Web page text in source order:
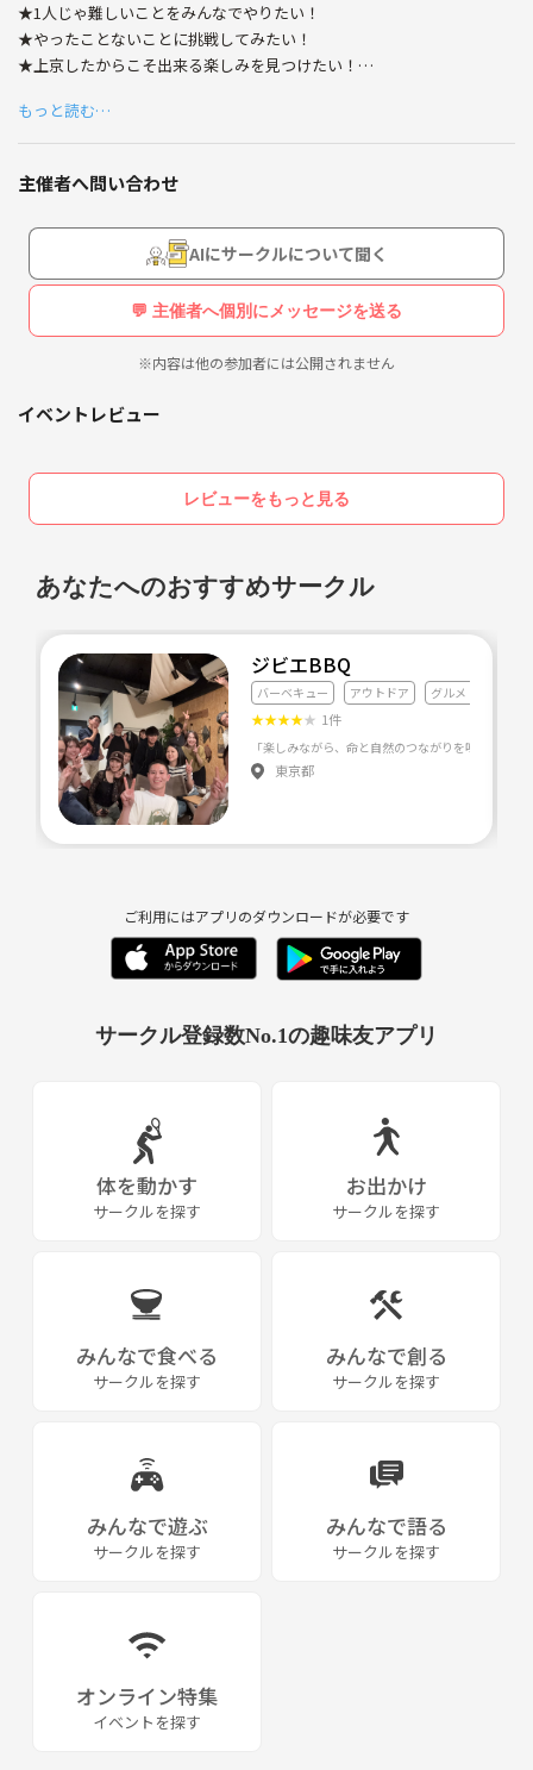
★1人じゃ難しいことをみんなでやりたい！
★やったことないことに挑戦してみたい！
★上京したからこそ出来る楽しみを見つけたい！
諦めかけた気持ち、眠っていませんか？
日々仕事を頑張る社会人だからこそ、
全力で楽しむ場があったらいいな…🌈
そんな心のつぶやきから発足されたサークルです🤝
🌱ごあいさつ ᐕ)ﾉ
初めまして！
見つけてくれてありがとうございます(⋆ᴗ͈ˬᴗ͈)”
自由な発想で『楽しそう♪』に素直になる
コミュニティにしたいと思っています☺️
ここでの体験をキッカケに、友達が増えたり
日常の充実度がマシマシになったら最高です✨
【参加者】
・1人でエンジョイ♪
・友達とエキサイト🎶
どちらも大歓迎です😉
※できたてのコミュニティのため、1人参加や初めましての方も多いで
す🌸
ジネスの勧誘行為、強引な連絡先交換を一切禁止とします。
上記行為とみなされる場合は、イベント中でもお帰り頂き、コミュニテ
ィを退会して頂きます。
一緒に楽しいコミュニティを作るためにも、
もっと読む…
主催者へ問い合わせ
AIにサークルについて聞く
💬 主催者へ個別にメッセージを送る
※内容は他の参加者には公開されません
イベントレビュー
レビューをもっと見る
あなたへのおすすめサークル
ジビエBBQ
バーベキュー アウトドア グルメ・料理全般
★★★★★ 1件
東京都
ご利用にはアプリのダウンロードが必要です
サークル登録数No.1の趣味友アプリ
体を動かす
サークルを探す
お出かけ
サークルを探す
みんなで食べる
サークルを探す
みんなで創る
サークルを探す
みんなで遊ぶ
サークルを探す
みんなで語る
サークルを探す
オンライン特集
イベントを探す